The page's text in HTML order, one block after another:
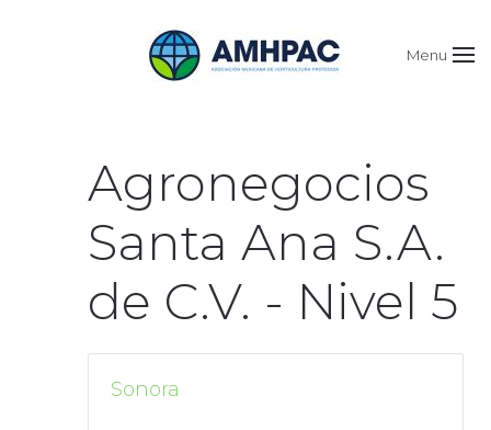
Menu
Agronegocios
Santa Ana S.A.
de C.V. - Nivel 5
Sonora